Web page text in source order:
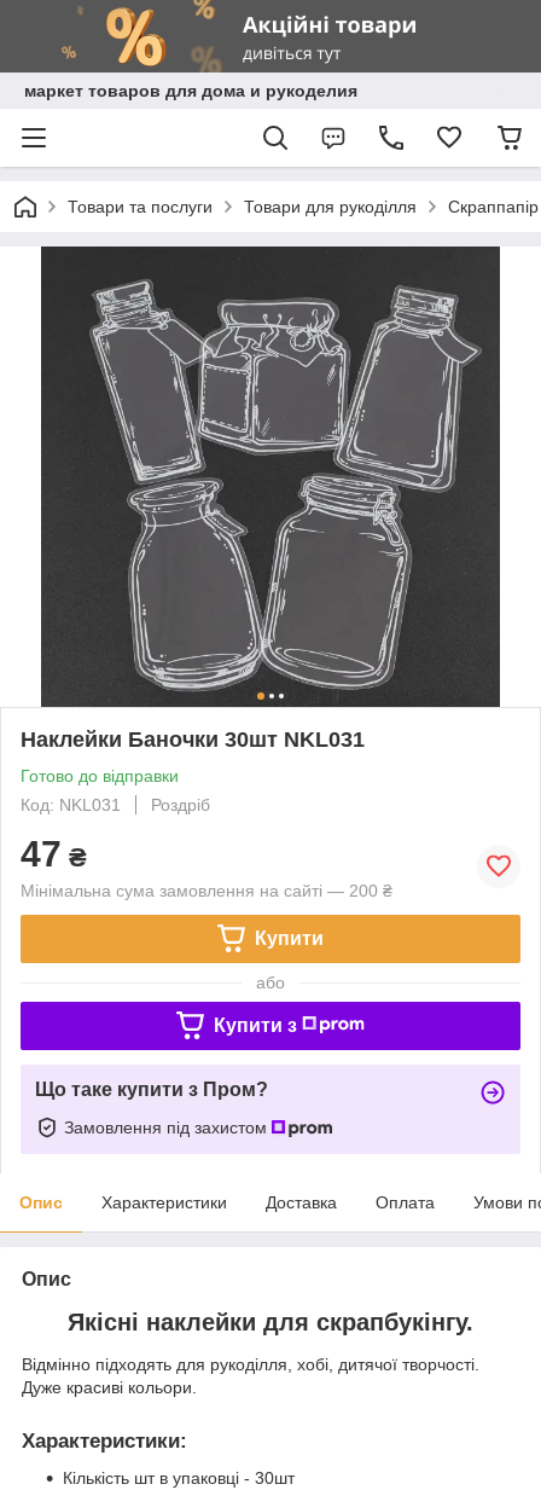
маркет товаров для дома и рукоделия
Товари та послуги Товари для рукоділля
Наклейки Баночки 30шт NKL031
Готово до відправки
Код: NKL031
Роздріб
47 ₴
Мінімальна сума замовлення на сайті — 200 ₴
Купити
або
Купити з
Що таке купити з Пром?
Замовлення під захистом
Опис Характеристики Доставка Оплата Умови
Опис
Якісні наклейки для скрапбукінгу.
Відмінно підходять для рукоділля, хобі, дитячої творчості.
Дуже красиві кольори.
Характеристики:
Кількість шт в упаковці - 30шт